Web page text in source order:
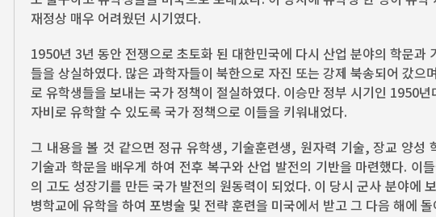
재정상 매우 어려웠던 시기였다.
1950년 3년 동안 전쟁으로 초토화 된 대한민국에 다시 산업 분야의 학문
들을 상실하였다. 많은 과학자들이 북한으로 자진 또는 강제 북송되어 갔
로 유학생들을 보내는 국가 정책이 절실하였다. 이승만 정부 시기인 1950
자비로 유학할 수 있도록 국가 정책으로 이들을 키워내었다.
그 내용을 볼 것 같으면 정규 유학생, 기술훈련생, 원자력 기술, 장교 양성
기술과 학문을 배우게 하여 전후 복구와 산업 발전의 기반을 마련했다. 이
의 고도 성장기를 만든 국가 발전의 원동력이 되었다. 이 당시 군사 분야에
병학교에 유학을 하여 포병술 및 전략 훈련을 미국에서 받고 그 다음 해에